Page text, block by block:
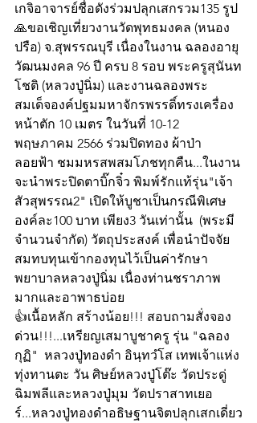
เกจิอาจารย์ชื่อดังร่วมปลุกเสกรวม135 รูป
🙏ขอเชิญเที่ยวงานวัดพุทธมงคล (หนอง
ปรือ) จ.สุพรรณบุรี เนื่องในงาน ฉลองอายุ
วัฒนมงคล 96 ปี ครบ 8 รอบ พระครูสุนันท
โชติ (หลวงปู่นิ่ม) และงานฉลองพระ
สมเด็จองค์ปฐมมหาจักรพรรดิ์ทรงเครื่อง
หน้าตัก 10 เมตร ในวันที่ 10-12
พฤษภาคม 2566 ร่วมปิดทอง ผ้าป่า
ลอยฟ้า ชมมหรสพสมโภชทุกคืน...ในงาน
จะนำพระปิดตาบิ๊กจิ๋ว พิมพ์รักแท้รุ่น"เจ้า
สัวสุพรรณ2" เปิดให้บูชาเป็นกรณีพิเศษ
องค์ละ100 บาท เพียง3 วันเท่านั้น  (พระมี
จำนวนจำกัด) วัตถุประสงค์ เพื่อนำปัจจัย
สมทบทุนเข้ากองทุนไว้เป็นค่ารักษา
พยาบาลหลวงปู่นิ่ม เนื่องท่านชราภาพ
มากและอาพาธบ่อย
👍เนื้อหลัก สร้างน้อย!!! สอบถามสั่งจอง
ด่วน!!!...เหรียญเสมาบูชาครู รุ่น "ฉลอง
กุฏิ"  หลวงปู่ทองดำ อินฺทวํโส เทพเจ้าแห่ง
ทุ่งทานตะ วัน ศิษย์หลวงปู่โต๊ะ วัดประดู่
ฉิมพลีและหลวงปู่มุม วัดปราสาทเยอ
ร์...หลวงปู่ทองดำอธิษฐานจิตปลุกเสกเดี่ยว